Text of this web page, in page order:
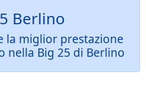
Berlino
la miglior prestazione
nella Big 25 di Berlino